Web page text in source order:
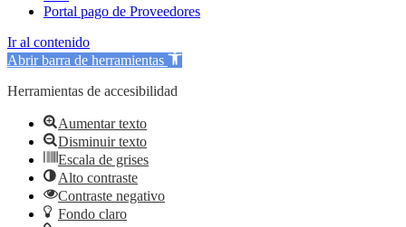
Portal pago de Proveedores
Ir al contenido
Abrir barra de herramientas
Herramientas de accesibilidad
Aumentar texto
Disminuir texto
Escala de grises
Alto contraste
Contraste negativo
Fondo claro